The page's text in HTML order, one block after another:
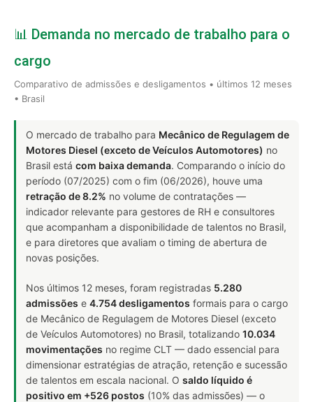
📊 Demanda no mercado de trabalho para o
cargo
Comparativo de admissões e desligamentos • últimos 12 meses
• Brasil
O mercado de trabalho para Mecânico de Regulagem de
Motores Diesel (exceto de Veículos Automotores) no
Brasil está com baixa demanda. Comparando o início do
período (07/2025) com o fim (06/2026), houve uma
retração de 8.2% no volume de contratações —
indicador relevante para gestores de RH e consultores
que acompanham a disponibilidade de talentos no Brasil,
e para diretores que avaliam o timing de abertura de
novas posições.
Nos últimos 12 meses, foram registradas 5.280
admissões e 4.754 desligamentos formais para o cargo
de Mecânico de Regulagem de Motores Diesel (exceto
de Veículos Automotores) no Brasil, totalizando 10.034
movimentações no regime CLT — dado essencial para
dimensionar estratégias de atração, retenção e sucessão
de talentos em escala nacional. O saldo líquido é
positivo em +526 postos (10% das admissões) — o